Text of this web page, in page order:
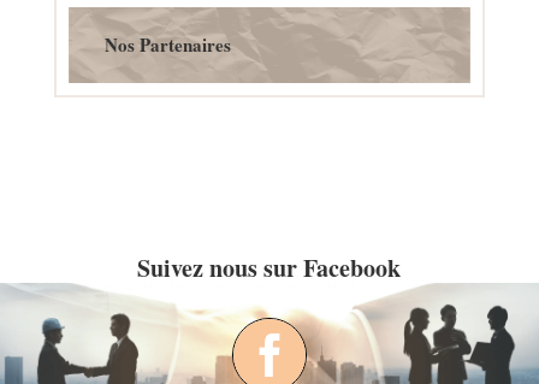
Nos Partenaires
Suivez nous sur Facebook
